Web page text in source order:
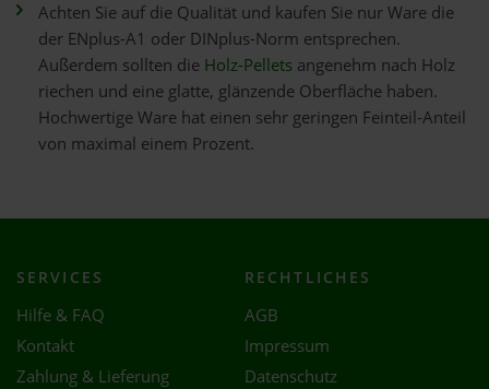
Achten Sie auf die Qualität und kaufen Sie nur Ware die
der ENplus-A1 oder DINplus-Norm entsprechen.
Außerdem sollten die Holz-Pellets angenehm nach Holz
riechen und eine glatte, glänzende Oberfläche haben.
Hochwertige Ware hat einen sehr geringen Feinteil-Anteil
von maximal einem Prozent.
SERVICES
Hilfe & FAQ
Kontakt
Zahlung & Lieferung
RECHTLICHES
AGB
Impressum
Datenschutz